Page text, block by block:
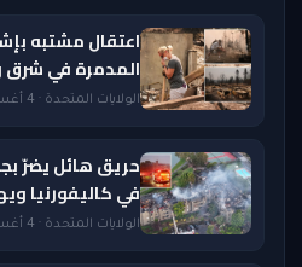
اعتقال مشتبه
المدمرة في
الولايات المتحدة · 4 أغسطس 2026 — 2:20 AM
حريق هائل يضرّ
في كاليفورنيا
الولايات المتحدة · 4 أغسطس 2026 — 12:20 AM